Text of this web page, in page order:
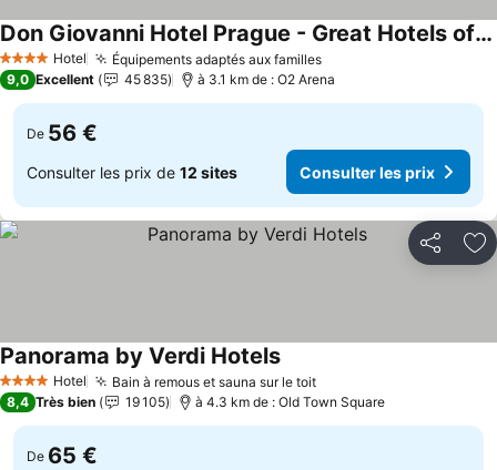
4 Étoiles Hotel Équipements adaptés aux famillesConsulter les prix
Don Giovanni Hotel Prague - Great Hotels of The World
Consulter les prix
9,0 Excellent 45 835 à 3.1 km de : O2 Arena
De 56 €
Consulter les prix de 12 sites Consulter les prix
Partager
4 Étoiles Hotel Bain à remous et sauna sur le toitConsulter les prix
Panorama by Verdi HotelsConsulter les prix
8,4 Très bien 19 105 à 4.3 km de : Old Town Square
De 65 €